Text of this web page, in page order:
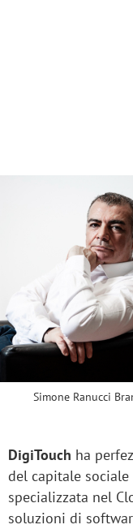
Simone Ranucci
DigiTouch ha
del capitale sociale
specializzata nel
soluzioni di